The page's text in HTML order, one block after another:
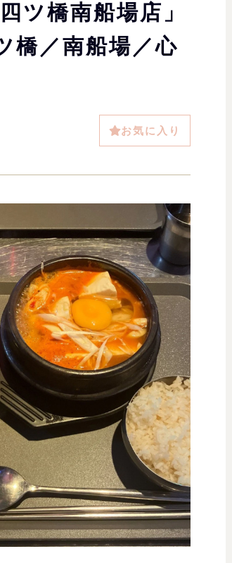
ツ橋南船場店」
橋／南船場／心
お気に入り